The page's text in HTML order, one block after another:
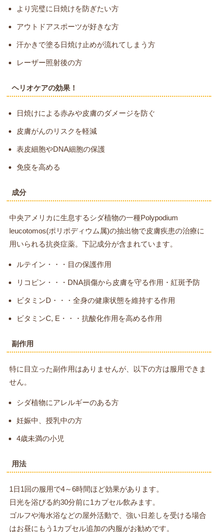
より完璧に日焼けを防ぎたい方
アウトドアスポーツが好きな方
汗かきで塗る日焼け止めが流れてしまう方
レーザー照射後の方
ヘリオケアの効果！
日焼けによる赤みや皮膚のダメージを防ぐ
皮膚がんのリスクを軽減
表皮細胞やDNA細胞の保護
免疫を高める
成分
中央アメリカに生息するシダ植物の一種Polypodium
leucotomos(ポリポディウム属)の抽出物で皮膚疾患の治療に
用いられる抗炎症薬。下記成分が含まれています。
ルテイン・・・目の保護作用
リコピン・・・DNA損傷から皮膚を守る作用・紅斑予防
ビタミンD・・・全身の健康状態を維持する作用
ビタミンC, E・・・抗酸化作用を高める作用
副作用
特に目立った副作用はありませんが、以下の方は服用できま
せん。
シダ植物にアレルギーのある方
妊娠中、授乳中の方
4歳未満の小児
用法
1日1回の服用で4～6時間ほど効果があります。
日光を浴びる約30分前に1カプセル飲みます。
ゴルフや海水浴などの屋外活動で、強い日差しを受ける場合
はお昼にもう1カプセル追加の内服がお勧めです。